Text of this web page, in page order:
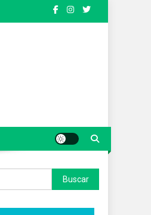
Buscar: